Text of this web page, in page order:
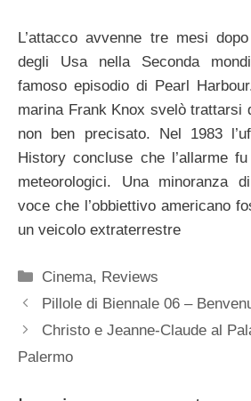
L’attacco avvenne tre mesi
degli Usa nella Seconda
famoso episodio di Pearl
marina Frank Knox svelò trattarsi
non ben precisato. Nel 1983
History concluse che l’allarme
meteorologici. Una minoranza
voce che l’obbiettivo americano
un veicolo extraterrestre
Categorie
Cinema, Reviews
Pillole di Biennale 06 –
Christo e Jeanne-Claude al
Palermo